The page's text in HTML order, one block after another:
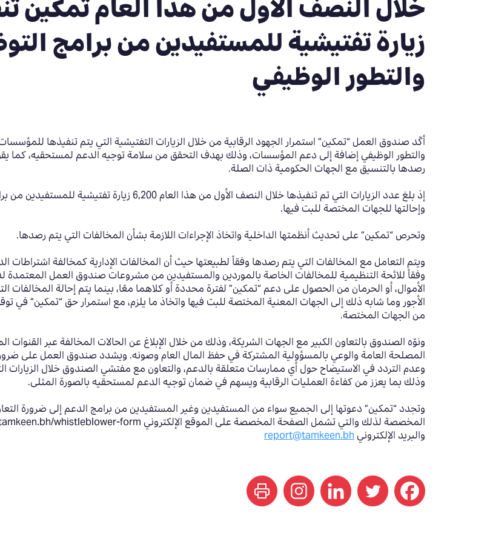
زيارة تفتيشية للمستفيدين من برامج
والتطور الوظيفي
أكّد صندوق العمل “تمكين” استمرار الجهود الرقابية من خلال الزيارات التفتيشية التي يتم تنفيذها
والتطور الوظيفي إضافة إلى دعم المؤسسات، وذلك بهدف التحقق من سلامة توجيه الدعم لمستحقيه، كما
رصدها بالتنسيق مع الجهات الحكومية ذات الصلة.
وإحالتها للجهات المختصة للبت فيها.
وتحرص “تمكين” على تحديث أنظمتها الداخلية واتخاذ الإجراءات اللازمة بشأن المخالفات التي يتم رصدها.
ويتم التعامل مع المخالفات التي يتم رصدها وفقاً لطبيعتها حيث أن المخالفات الإدارية كمخالفة اشتراطات
وفقاً للائحة التنظيمية للمخالفات الخاصة بالموردين والمستفيدين من مشروعات صندوق العمل
الأموال، أو الحرمان من الحصول على دعم “تمكين” لفترة محددة أو كلاهما معًا، بينما يتم إحالة المخالفات
الأجور وما شابه ذلك إلى الجهات المعنية المختصة للبت فيها واتخاذ ما يلزم، مع استمرار حق “تمكين” في
من الجهات المختصة.
ونوّه الصندوق بالتعاون الكبير مع الجهات الشريكة، وذلك من خلال الإبلاغ عن الحالات المخالفة عبر
المصلحة العامة والوعي بالمسؤولية المشتركة في حفظ المال العام وصونه. ويشدد صندوق العمل على ضرورة
وعدم التردد في الاستيضاح حول أي ممارسات متعلقة بالدعم، والتعاون مع مفتشي الصندوق خلال الزيارات
وذلك بما يعزز من كفاءة العمليات الرقابية ويسهم في ضمان توجيه الدعم لمستحقيه بالصورة المثلى.
وتجدد “تمكين” دعوتها إلى الجميع سواء من المستفيدين وغير المستفيدين من برامج الدعم إلى ضرورة
والبريد الإلكترونيreport@tamkeen.bh
print